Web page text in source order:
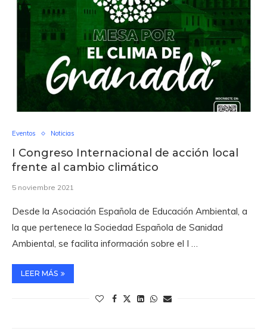
Eventos Noticias
I Congreso Internacional de acción local
frente al cambio climático
5 noviembre 2021
Desde la Asociación Española de Educación Ambiental, a
la que pertenece la Sociedad Española de Sanidad
Ambiental, se facilita información sobre el I …
LEER MÁS